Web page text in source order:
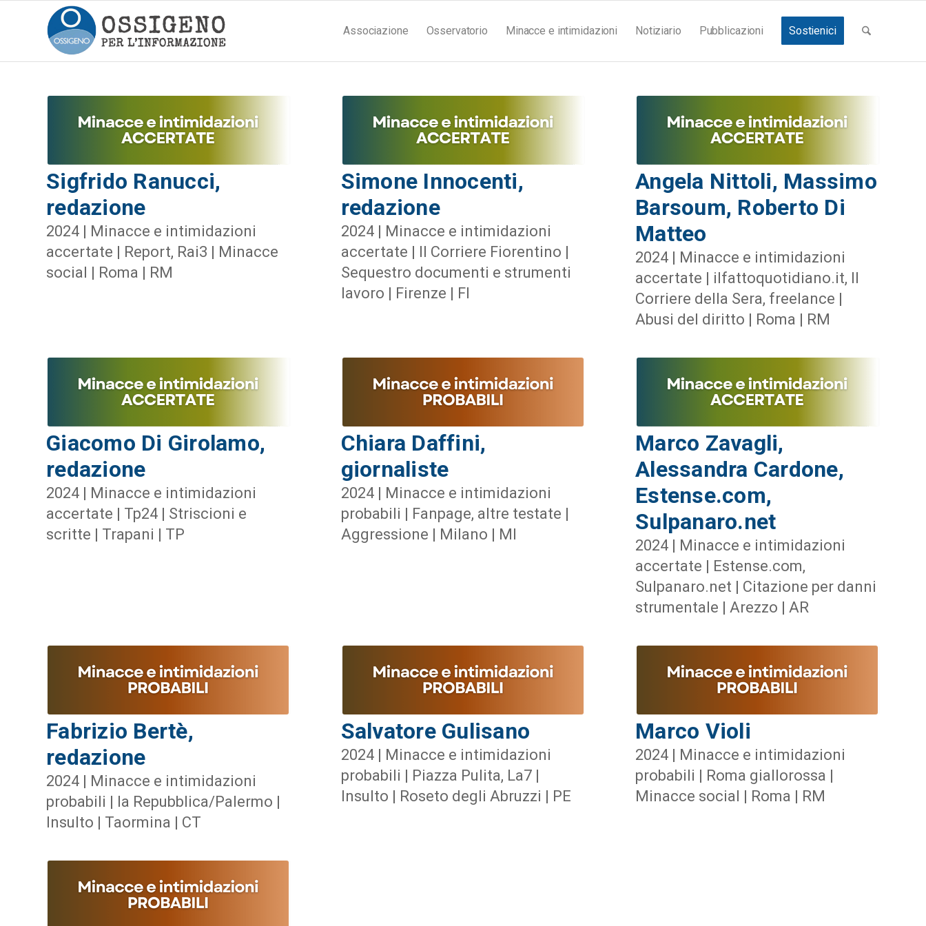
Associazione Osservatorio Minacce e intimidazioni Notiziario Pubblicazioni Sostienici
Sigfrido Ranucci,
redazione
2024 | Minacce e intimidazioni
accertate | Report, Rai3 | Minacce
social | Roma | RM
Simone Innocenti,
redazione
2024 | Minacce e intimidazioni
accertate | Il Corriere Fiorentino |
Sequestro documenti e strumenti
lavoro | Firenze | FI
Angela Nittoli, Massimo
Barsoum, Roberto Di
Matteo
2024 | Minacce e intimidazioni
accertate | ilfattoquotidiano.it, Il
Corriere della Sera, freelance |
Abusi del diritto | Roma | RM
Giacomo Di Girolamo,
redazione
2024 | Minacce e intimidazioni
accertate | Tp24 | Striscioni e
scritte | Trapani | TP
Chiara Daffini,
giornaliste
2024 | Minacce e intimidazioni
probabili | Fanpage, altre testate |
Aggressione | Milano | MI
Marco Zavagli,
Alessandra Cardone,
Estense.com,
Sulpanaro.net
2024 | Minacce e intimidazioni
accertate | Estense.com,
Sulpanaro.net | Citazione per danni
strumentale | Arezzo | AR
Fabrizio Bertè,
redazione
2024 | Minacce e intimidazioni
probabili | la Repubblica/Palermo |
Insulto | Taormina | CT
Salvatore Gulisano
2024 | Minacce e intimidazioni
probabili | Piazza Pulita, La7 |
Insulto | Roseto degli Abruzzi | PE
Marco Violi
2024 | Minacce e intimidazioni
probabili | Roma giallorossa |
Minacce social | Roma | RM